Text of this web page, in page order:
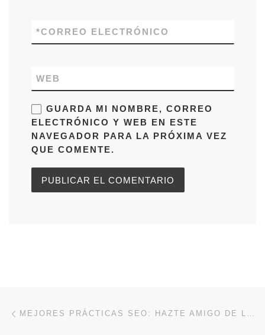
CORREO ELECTRÓNICO
*
WEB
GUARDA MI NOMBRE, CORREO
ELECTRÓNICO Y WEB EN ESTE
NAVEGADOR PARA LA PRÓXIMA VEZ
QUE COMENTE.
Navegación de entradas MEJORES PRÁCTICAS SEO: HAZTE AMIGO DE LOS DIRECTORIOS